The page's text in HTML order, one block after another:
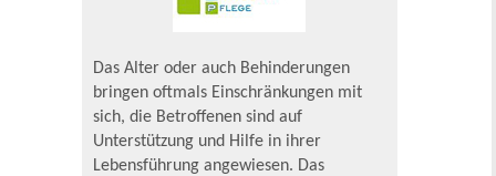
Das Alter oder auch Behinderungen
bringen oftmals Einschränkungen mit
sich, die Betroffenen sind auf
Unterstützung und Hilfe in ihrer
Lebensführung angewiesen. Das